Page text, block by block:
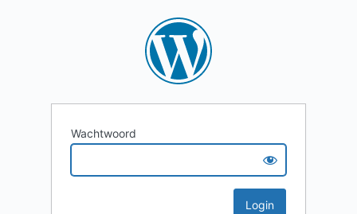
Wachtwoord